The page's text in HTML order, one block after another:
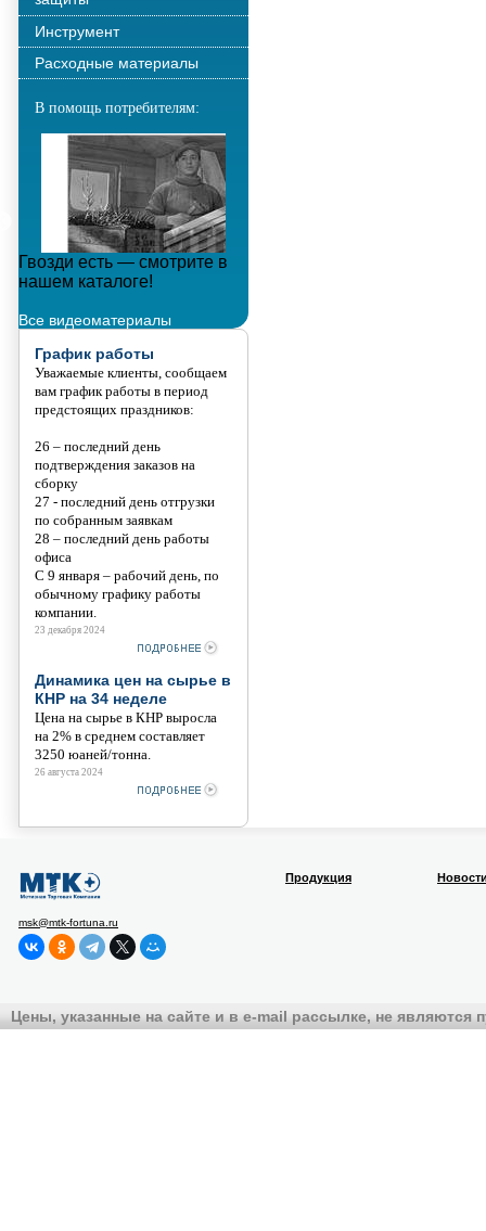
Инструмент
Расходные материалы
В помощь потребителям:
Гвозди есть — смотрите в
нашем каталоге!
Все видеоматериалы
График работы
Уважаемые клиенты, сообщаем
вам график работы в период
предстоящих праздников:
26 – последний день
подтверждения заказов на
сборку
27 - последний день отгрузки
по собранным заявкам
28 – последний день работы
офиса
С 9 января – рабочий день, по
обычному графику работы
компании.
23 декабря 2024
Динамика цен на сырье в
КНР на 34 неделе
Цена на сырье в КНР выросла
на 2% в среднем составляет
3250 юаней/тонна.
26 августа 2024
msk@mtk-fortuna.ru
Продукция
Цены, указанные на сайте и в e-mail рассылке, не являются